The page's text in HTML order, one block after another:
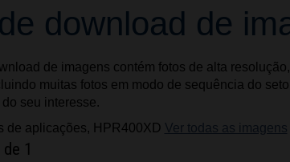
download de
de imagens contém fotos de alta
muitas fotos em modo de sequência do
seu interesse.
de aplicações, HPR400XD Ver todas as imagens
de 1